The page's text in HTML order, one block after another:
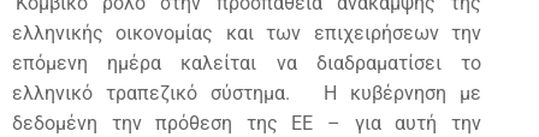
ελληνικής οικονομίας και των επιχειρήσεων την
επόμενη ημέρα καλείται να διαδραματίσει το
ελληνικό τραπεζικό σύστημα.
Η κυβέρνηση με
δεδομένη την πρόθεση της ΕΕ – για αυτή την